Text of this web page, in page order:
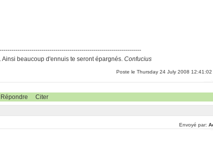
Ainsi beaucoup d'ennuis te seront épargnés.Confucius
Poste le Thursday 24 July 2008 12:41:02
Répondre Citer
Envoyé par: